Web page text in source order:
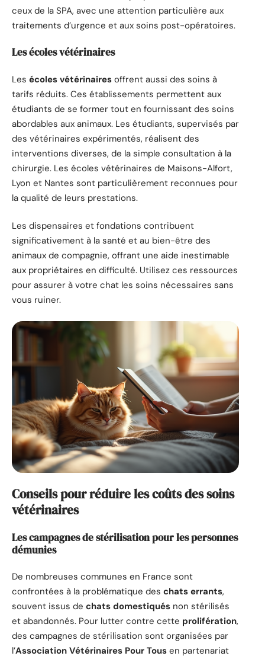
ceux de la SPA, avec une attention particulière aux
traitements d’urgence et aux soins post-opératoires.
Les écoles vétérinaires
Les écoles vétérinaires offrent aussi des soins à
tarifs réduits. Ces établissements permettent aux
étudiants de se former tout en fournissant des soins
abordables aux animaux. Les étudiants, supervisés par
des vétérinaires expérimentés, réalisent des
interventions diverses, de la simple consultation à la
chirurgie. Les écoles vétérinaires de Maisons-Alfort,
Lyon et Nantes sont particulièrement reconnues pour
la qualité de leurs prestations.
Les dispensaires et fondations contribuent
significativement à la santé et au bien-être des
animaux de compagnie, offrant une aide inestimable
aux propriétaires en difficulté. Utilisez ces ressources
pour assurer à votre chat les soins nécessaires sans
vous ruiner.
Conseils pour réduire les coûts des soins
vétérinaires
Les campagnes de stérilisation pour les personnes
démunies
De nombreuses communes en France sont
confrontées à la problématique des chats errants,
souvent issus de chats domestiqués non stérilisés
et abandonnés. Pour lutter contre cette prolifération,
des campagnes de stérilisation sont organisées par
l’Association Vétérinaires Pour Tous en partenariat